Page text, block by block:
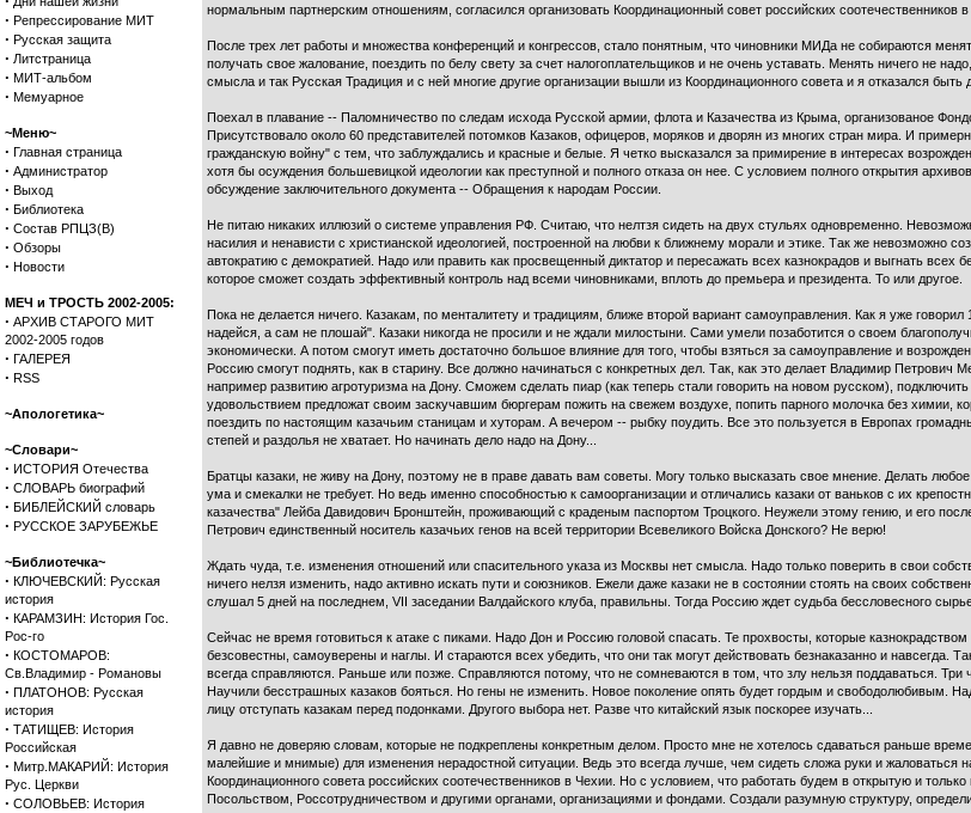
· Репрессирование МИТ
· Русская защита
· Литстраница
· МИТ-альбом
· Мемуарное
~Меню~
· Главная страница
· Администратор
· Выход
· Библиотека
· Состав РПЦЗ(В)
· Обзоры
· Новости
МЕЧ и ТРОСТЬ 2002-2005:
· АРХИВ СТАРОГО МИТ
2002-2005 годов
· ГАЛЕРЕЯ
· RSS
~Апологетика~
~Словари~
· ИСТОРИЯ Отечества
· СЛОВАРЬ биографий
· БИБЛЕЙСКИЙ словарь
· РУССКОЕ ЗАРУБЕЖЬЕ
~Библиотечка~
· КЛЮЧЕВСКИЙ: Русская
история
· КАРАМЗИН: История Гос.
Рос-го
· КОСТОМАРОВ:
Св.Владимир - Романовы
· ПЛАТОНОВ: Русская
история
· ТАТИЩЕВ: История
Российская
· Митр.МАКАРИЙ: История
Рус. Церкви
· СОЛОВЬЕВ: История
нормальным партнерским отношениям, согласился организовать Координационный совет российских соотечественников
После трех лет работы и множества конференций и конгрессов, стало понятным, что чиновники МИДа не собираются
получать свое жалование, поездить по белу свету за счет налогоплательщиков и не очень уставать. Менять ничего не
смысла и так Русская Традиция и с ней многие другие организации вышли из Координационного совета и я отказался быть
Поехал в плавание -- Паломничество по следам исхода Русской армии, флота и Казачества из Крыма, организованое
Присутствовало около 60 представителей потомков Казаков, офицеров, моряков и дворян из многих стран мира. И
гражданскую войну" с тем, что заблуждались и красные и белые. Я четко высказался за примирение в интересах
хотя бы осуждения большевицкой идеологии как преступной и полного отказа он нее. С условием полного открытия
обсуждение заключительного документа -- Обращения к народам России.
Не питаю никаких иллюзий о системе управления РФ. Считаю, что нелтзя сидеть на двух стульях одновременно.
насилия и ненависти с христианской идеологией, построенной на любви к ближнему морали и этике. Так же невозможно
автократию с демократией. Надо или править как просвещенный диктатор и пересажать всех казнокрадов и выгнать всех
которое сможет создать эффективный контроль над всеми чиновниками, вплоть до премьера и президента. То или другое.
Пока не делается ничего. Казакам, по менталитету и традициям, ближе второй вариант самоуправления. Как я уже
надейся, а сам не плошай". Казаки никогда не просили и не ждали милостыни. Сами умели позаботится о своем
экономически. А потом смогут иметь достаточно большое влияние для того, чтобы взяться за самоуправление и
Россию смогут поднять, как в старину. Все должно начинаться с конкретных дел. Так, как это делает Владимир
например развитию агротуризма на Дону. Сможем сделать пиар (как теперь стали говорить на новом русском),
удовольствием предложат своим заскучавшим бюргерам пожить на свежем воздухе, попить парного молочка без химии,
поездить по настоящим казачьим станицам и хуторам. А вечером -- рыбку поудить. Все это пользуется в Европах
степей и раздолья не хватает. Но начинать дело надо на Дону...
Братцы казаки, не живу на Дону, поэтому не в праве давать вам советы. Могу только высказать свое мнение. Делать
ума и смекалки не требует. Но ведь именно способностью к самоорганизации и отличались казаки от ваньков с их
казачества" Лейба Давидович Бронштейн, проживающий с краденым паспортом Троцкого. Неужели этому гению, и его
Петрович единственный носитель казачьих генов на всей территории Всевеликого Войска Донского? Не верю!
Ждать чуда, т.е. изменения отношений или спасительного указа из Москвы нет смысла. Надо только поверить в свои
ничего нелзя изменить, надо активно искать пути и союзников. Ежели даже казаки не в состоянии стоять на своих
слушал 5 дней на последнем, VII заседании Валдайского клуба, правильны. Тогда Россию ждет судьба бессловесного
Сейчас не время готовиться к атаке с пиками. Надо Дон и Россию головой спасать. Те прохвосты, которые
безсовестны, самоуверены и наглы. И стараются всех убедить, что они так могут действовать безнаказанно и навсегда.
всегда справляются. Раньше или позже. Справляются потому, что не сомневаются в том, что злу нельзя поддаваться. Три
Научили бесстрашных казаков бояться. Но гены не изменить. Новое поколение опять будет гордым и свободолюбивым.
лицу отступать казакам перед подонками. Другого выбора нет. Разве что китайский язык поскорее изучать...
Я давно не доверяю словам, которые не подкреплены конкретным делом. Просто мне не хотелось сдаваться раньше
малейшие и мнимые) для изменения нерадостной ситуации. Ведь это всегда лучше, чем сидеть сложа руки и жаловаться
Координационного совета российских соотечественников в Чехии. Но с условием, что работать будем в открытую и
Посольством, Россотрудничеством и другими органами, организациями и фондами. Создали разумную структуру,